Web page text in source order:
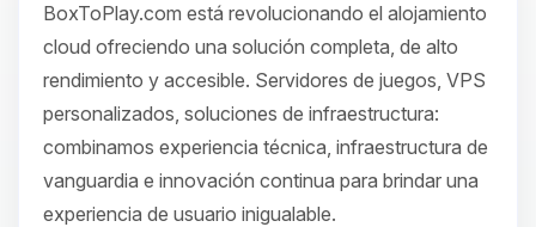
BoxToPlay.com está revolucionando el alojamiento
cloud ofreciendo una solución completa, de alto
rendimiento y accesible. Servidores de juegos, VPS
personalizados, soluciones de infraestructura:
combinamos experiencia técnica, infraestructura de
vanguardia e innovación continua para brindar una
experiencia de usuario inigualable.